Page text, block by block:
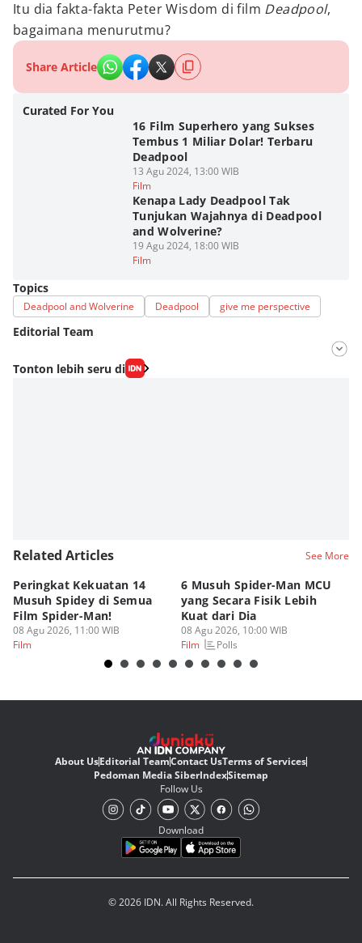
Itu dia fakta-fakta Peter Wisdom di film Deadpool,
bagaimana menurutmu?
Share Article
Curated For You
16 Film Superhero yang Sukses
Tembus 1 Miliar Dolar! Terbaru
Deadpool
13 Agu 2024, 13:00 WIB
Film
Kenapa Lady Deadpool Tak
Tunjukan Wajahnya di Deadpool
and Wolverine?
19 Agu 2024, 18:00 WIB
Film
Topics
Deadpool and Wolverine Deadpool give me perspective
Editorial Team
Editor
Fahrul Razi Uni Nurullah
Tonton lebih seru di
Related Articles See More
Peringkat Kekuatan 14
Musuh Spidey di Semua
Film Spider-Man!
08 Agu 2026, 11:00 WIB
Film
6 Musuh Spider-Man MCU
yang Secara Fisik Lebih
Kuat dari Dia
08 Agu 2026, 10:00 WIB
Film
Polls
About UsEditorial TeamContact UsTerms of Services
Pedoman Media SiberIndexSitemap
Follow Us
Download
© 2026 IDN. All Rights Reserved.